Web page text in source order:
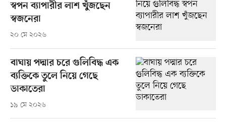
স্বপন ব্যাপারীর লাশ খুঁজছেন
স্বজনেরা
২০ মে ২০২৬
বাঘায় পদ্মার চরে গুলিবিদ্ধ এক
ব্যক্তিকে তুলে নিয়ে গেছে
ডাকাতেরা
১৯ মে ২০২৬